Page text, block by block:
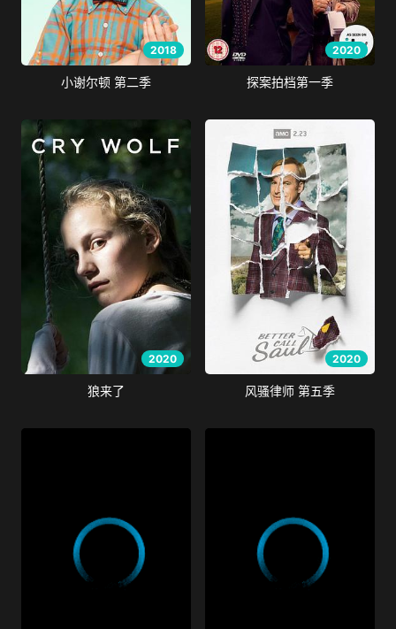
2018
小谢尔顿 第二季
2020
探案拍档第一季
2020
狼来了
2020
风骚律师 第五季